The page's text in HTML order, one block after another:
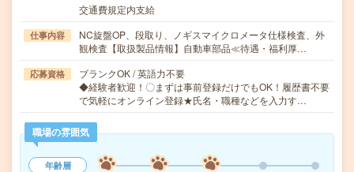
交通費規定内支給
仕事内容
NC旋盤OP、段取り、ノギスマイクロメータ仕様検査、外
観検査【取扱製品情報】自動車部品≪待遇・福利厚…
応募資格
ブランクOK / 英語力不要
◆経験者歓迎！〇まずは事前登録だけでもOK！履歴書不要
で気軽にオンライン登録★氏名・職種などを入力す…
職場の雰囲気
年齢層